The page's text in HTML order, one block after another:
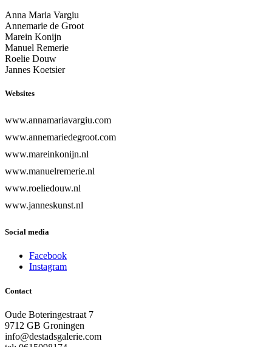
Anna Maria Vargiu
Annemarie de Groot
Marein Konijn
Manuel Remerie
Roelie Douw
Jannes Koetsier
Websites
www.annamariavargiu.com
www.annemariedegroot.com
www.mareinkonijn.nl
www.manuelremerie.nl
www.roeliedouw.nl
www.janneskunst.nl
Social media
Facebook
Instagram
Contact
Oude Boteringestraat 7
9712 GB Groningen
info@destadsgalerie.com